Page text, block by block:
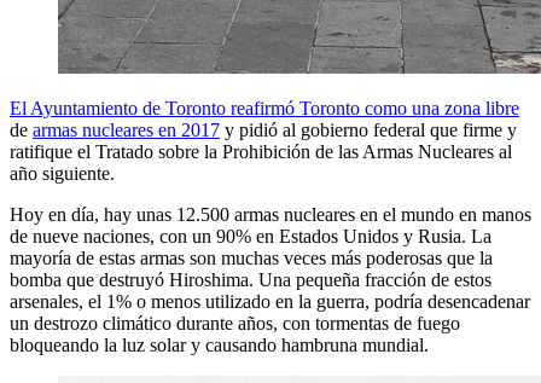
El Ayuntamiento de Toronto reafirmó Toronto como una zona libre
de armas nucleares en 2017 y pidió al gobierno federal que firme y
ratifique el Tratado sobre la Prohibición de las Armas Nucleares al
año siguiente.
Hoy en día, hay unas 12.500 armas nucleares en el mundo en manos
de nueve naciones, con un 90% en Estados Unidos y Rusia. La
mayoría de estas armas son muchas veces más poderosas que la
bomba que destruyó Hiroshima. Una pequeña fracción de estos
arsenales, el 1% o menos utilizado en la guerra, podría desencadenar
un destrozo climático durante años, con tormentas de fuego
bloqueando la luz solar y causando hambruna mundial.